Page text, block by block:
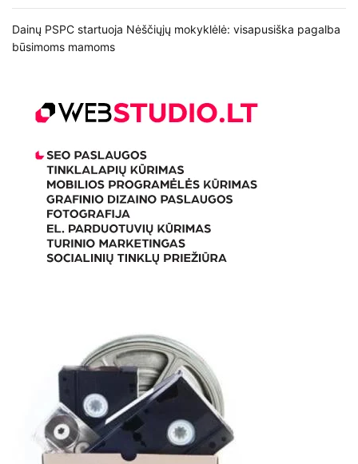
Dainų PSPC startuoja Nėščiųjų mokyklėlė: visapusiška pagalba
būsimoms mamoms